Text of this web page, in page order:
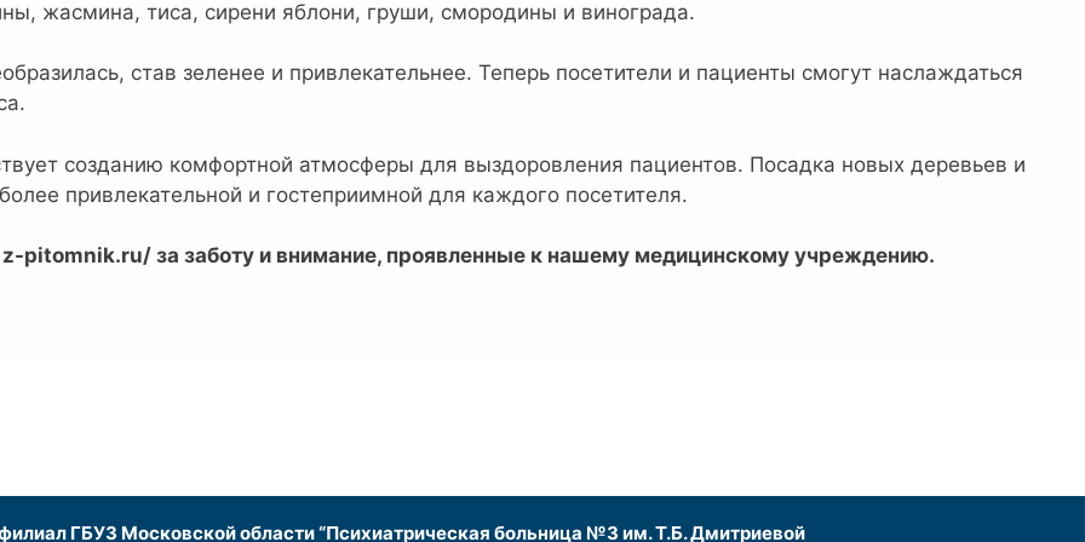
жасмина, тиса, сирени яблони, груши, смородины и винограда.
став зеленее и привлекательнее. Теперь посетители и пациенты смогут наслаждаться
созданию комфортной атмосферы для выздоровления пациентов. Посадка новых деревьев и
привлекательной и гостеприимной для каждого посетителя.
pitomnik.ru/ за заботу и внимание, проявленные к нашему медицинскому учреждению.
ГБУЗ Московской области “Психиатрическая больница №3 им. Т.Б. Дмитриевой